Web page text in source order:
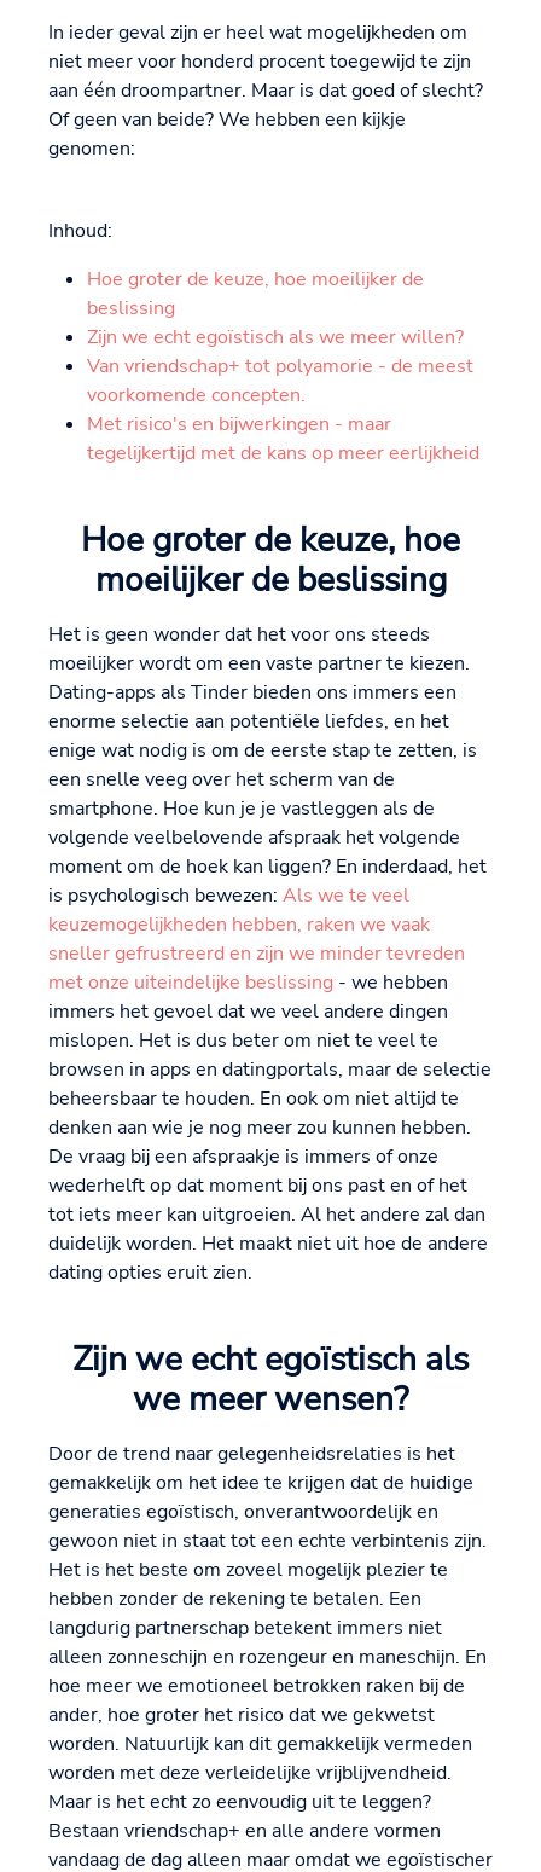
In ieder geval zijn er heel wat mogelijkheden om
niet meer voor honderd procent toegewijd te zijn
aan één droompartner. Maar is dat goed of slecht?
Of geen van beide? We hebben een kijkje
genomen:
Inhoud:
Hoe groter de keuze, hoe moeilijker de
beslissing
Zijn we echt egoïstisch als we meer willen?
Van vriendschap+ tot polyamorie - de meest
voorkomende concepten.
Met risico's en bijwerkingen - maar
tegelijkertijd met de kans op meer eerlijkheid
Hoe groter de keuze, hoe
moeilijker de beslissing
Het is geen wonder dat het voor ons steeds
moeilijker wordt om een vaste partner te kiezen.
Dating-apps als Tinder bieden ons immers een
enorme selectie aan potentiële liefdes, en het
enige wat nodig is om de eerste stap te zetten, is
een snelle veeg over het scherm van de
smartphone. Hoe kun je je vastleggen als de
volgende veelbelovende afspraak het volgende
moment om de hoek kan liggen? En inderdaad, het
is psychologisch bewezen: Als we te veel
keuzemogelijkheden hebben, raken we vaak
sneller gefrustreerd en zijn we minder tevreden
met onze uiteindelijke beslissing - we hebben
immers het gevoel dat we veel andere dingen
mislopen. Het is dus beter om niet te veel te
browsen in apps en datingportals, maar de selectie
beheersbaar te houden. En ook om niet altijd te
denken aan wie je nog meer zou kunnen hebben.
De vraag bij een afspraakje is immers of onze
wederhelft op dat moment bij ons past en of het
tot iets meer kan uitgroeien. Al het andere zal dan
duidelijk worden. Het maakt niet uit hoe de andere
dating opties eruit zien.
Zijn we echt egoïstisch als
we meer wensen?
Door de trend naar gelegenheidsrelaties is het
gemakkelijk om het idee te krijgen dat de huidige
generaties egoïstisch, onverantwoordelijk en
gewoon niet in staat tot een echte verbintenis zijn.
Het is het beste om zoveel mogelijk plezier te
hebben zonder de rekening te betalen. Een
langdurig partnerschap betekent immers niet
alleen zonneschijn en rozengeur en maneschijn. En
hoe meer we emotioneel betrokken raken bij de
ander, hoe groter het risico dat we gekwetst
worden. Natuurlijk kan dit gemakkelijk vermeden
worden met deze verleidelijke vrijblijvendheid.
Maar is het echt zo eenvoudig uit te leggen?
Bestaan vriendschap+ en alle andere vormen
vandaag de dag alleen maar omdat we egoïstischer